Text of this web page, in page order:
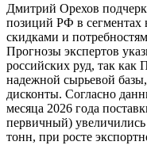
Дмитрий Орехов
позиций РФ в сегментах
скидками и
Прогнозы экспертов
российских руд, так как
надежной сырьевой
дисконты. Согласно
месяца 2026 года
первичный)
тонн, при росте